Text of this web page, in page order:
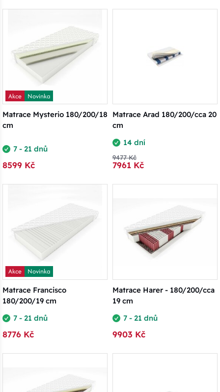
Akce
Novinka
Matrace Mysterio 180/200/18
cm
7 - 21 dnů
8599 Kč
Matrace Arad 180/200/cca 20
cm
14 dní
9477 Kč
7961 Kč
Akce
Novinka
Matrace Francisco
180/200/19 cm
7 - 21 dnů
8776 Kč
Matrace Harer - 180/200/cca
19 cm
7 - 21 dnů
9903 Kč